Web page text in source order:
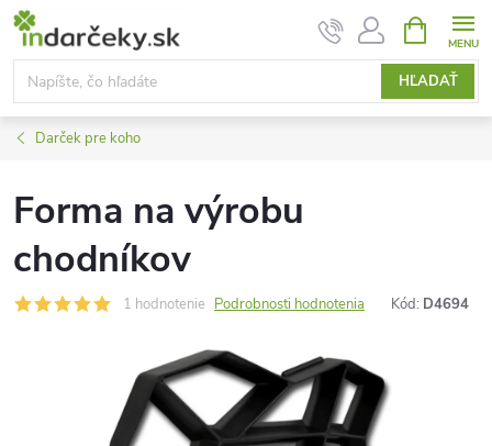
Prejsť
obsah
HĽADAŤ
KOŠÍK
Darček pre koho
Forma na výrobu
chodníkov
1 hodnotenie Podrobnosti hodnotenia Kód: D4694